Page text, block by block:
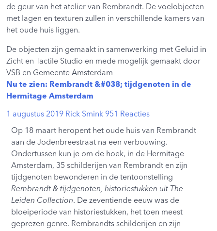
de geur van het atelier van Rembrandt. De voelobjecten
met lagen en texturen zullen in verschillende kamers van
het oude huis liggen.
De objecten zijn gemaakt in samenwerking met Geluid in
Zicht en Tactile Studio en mede mogelijk gemaakt door
VSB en Gemeente Amsterdam
Nu te zien: Rembrandt &#038; tijdgenoten in de
Hermitage Amsterdam
1 augustus 2019 Rick Smink 951 Reacties
Op 18 maart heropent het oude huis van Rembrandt
aan de Jodenbreestraat na een verbouwing.
Ondertussen kun je om de hoek, in de Hermitage
Amsterdam, 35 schilderijen van Rembrandt en zijn
tijdgenoten bewonderen in de tentoonstelling
Rembrandt & tijdgenoten, historiestukken uit The
Leiden Collection. De zeventiende eeuw was de
bloeiperiode van historiestukken, het toen meest
geprezen genre. Rembrandts schilderijen en zijn